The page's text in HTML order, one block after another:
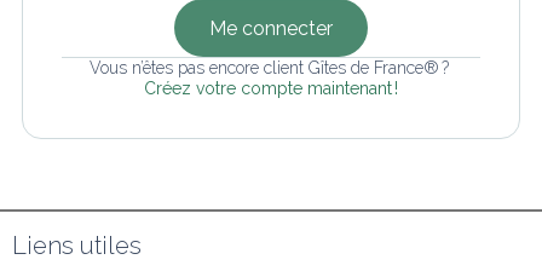
Me connecter
Vous n’êtes pas encore client Gîtes de France® ?
Créez votre compte maintenant !
Liens utiles